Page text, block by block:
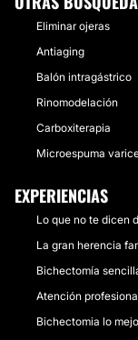
Eliminar ojeras
Antiaging
Balón intragástrico
Rinomodelación
Carboxiterapia
Microespuma
EXPERIENCIAS
Lo que no te dicen
La gran herencia
Bichectomía
Atención
Bichectomia lo